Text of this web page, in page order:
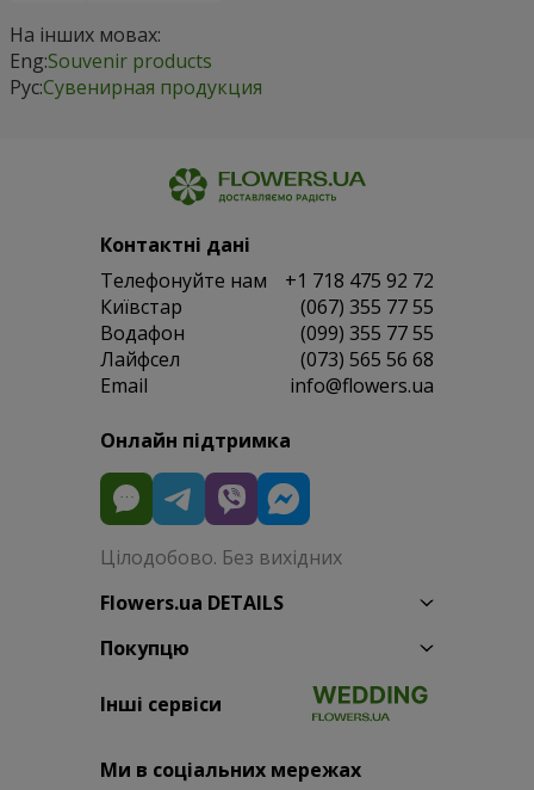
На інших мовах:
Eng:Souvenir products
Рус:Сувенирная продукция
Контактні дані
Телефонуйте нам
+1 718 475 92 72
Київстар
(067) 355 77 55
Водафон
(099) 355 77 55
Лайфсел
(073) 565 56 68
Email
info@flowers.ua
Онлайн підтримка
Цілодобово. Без вихідних
Flowers.ua DETAILS
Покупцю
Інші сервіси
Ми в соціальних мережах